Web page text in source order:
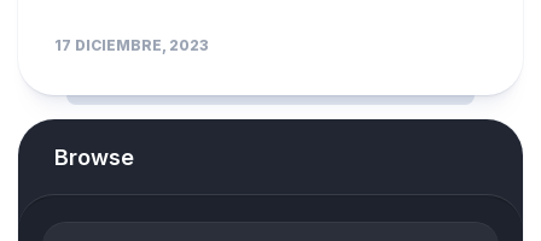
17 DICIEMBRE, 2023
Browse